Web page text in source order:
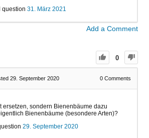
question 31. März 2021
Add a Comment
0
29. September 2020 0 Comments
ersetzen, sondern Bienenbäume dazu
Bienenbäume (besondere Arten)?
29. September 2020